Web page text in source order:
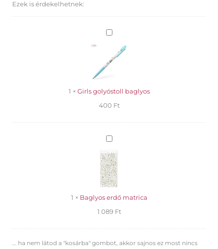
Ezek is érdekelhetnek:
Girls
baglyos
1 × Girls golyóstoll baglyos
400 Ft
Baglyos
erdő
matrica
1 × Baglyos erdő matrica
1 089 Ft
... ha nem látod a "kosárba" gombot, akkor sajnos ez most nincs